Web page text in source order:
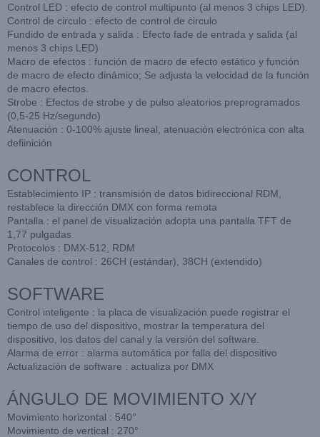
Control LED : efecto de control multipunto (al menos 3 chips LED).
Control de circulo : efecto de control de circulo
Fundido de entrada y salida : Efecto fade de entrada y salida (al
menos 3 chips LED)
Macro de efectos : función de macro de efecto estático y función
de macro de efecto dinámico; Se adjusta la velocidad de la función
de macro efectos.
Strobe : Efectos de strobe y de pulso aleatorios preprogramados
(0,5-25 Hz/segundo)
Atenuación : 0-100% ajuste lineal, atenuación electrónica con alta
defiinición
CONTROL
Establecimiento IP : transmisión de datos bidireccional RDM,
restablece la dirección DMX con forma remota
Pantalla : el panel de visualización adopta una pantalla TFT de
1,77 pulgadas
Protocolos : DMX-512, RDM
Canales de control : 26CH (estándar), 38CH (extendido)
SOFTWARE
Control inteligente : la placa de visualización puede registrar el
tiempo de uso del dispositivo, mostrar la temperatura del
dispositivo, los datos del canal y la versión del software.
Alarma de error : alarma automática por falla del dispositivo
Actualización de software : actualiza por DMX
ÁNGULO DE MOVIMIENTO X/Y
Movimiento horizontal : 540°
Movimiento de vertical : 270°